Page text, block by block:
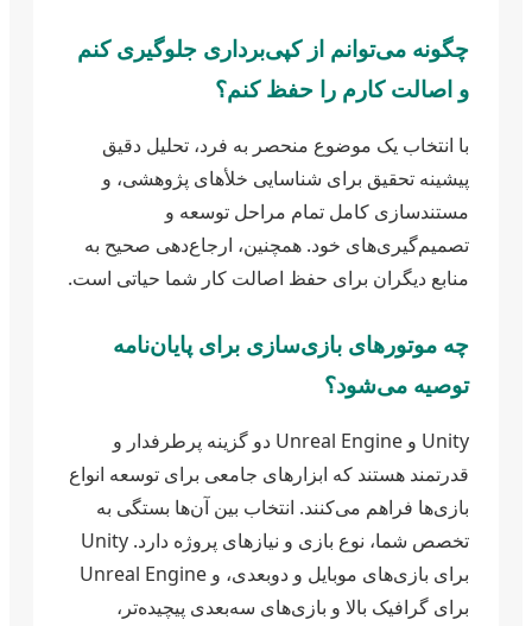
چگونه می‌توانم از کپی‌برداری جلوگیری کنم
و اصالت کارم را حفظ کنم؟
با انتخاب یک موضوع منحصر به فرد، تحلیل دقیق
پیشینه تحقیق برای شناسایی خلأهای پژوهشی، و
مستندسازی کامل تمام مراحل توسعه و
تصمیم‌گیری‌های خود. همچنین، ارجاع‌دهی صحیح به
منابع دیگران برای حفظ اصالت کار شما حیاتی است.
چه موتورهای بازی‌سازی برای پایان‌نامه
توصیه می‌شود؟
Unity و Unreal Engine دو گزینه پرطرفدار و
قدرتمند هستند که ابزارهای جامعی برای توسعه انواع
بازی‌ها فراهم می‌کنند. انتخاب بین آن‌ها بستگی به
تخصص شما، نوع بازی و نیازهای پروژه دارد. Unity
برای بازی‌های موبایل و دوبعدی، و Unreal Engine
برای گرافیک بالا و بازی‌های سه‌بعدی پیچیده‌تر،